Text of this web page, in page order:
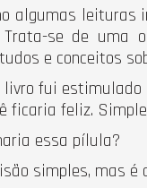
algumas leituras
se de uma
e conceitos
livro fui
ficaria feliz.
essa pílula?
simples, mas